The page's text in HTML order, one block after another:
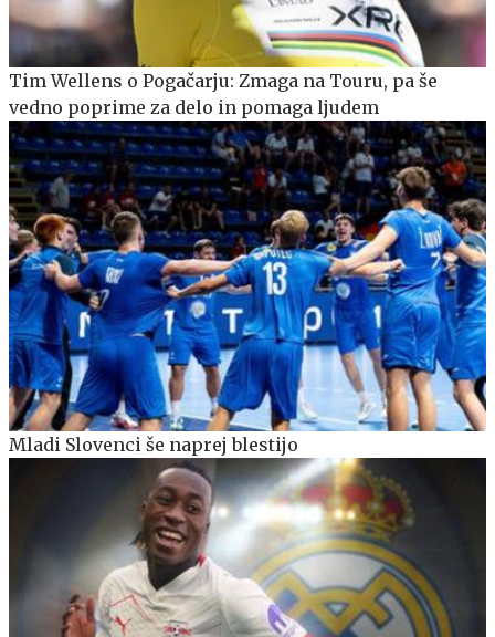
Tim Wellens o Pogačarju: Zmaga na Touru, pa še
vedno poprime za delo in pomaga ljudem
Mladi Slovenci še naprej blestijo